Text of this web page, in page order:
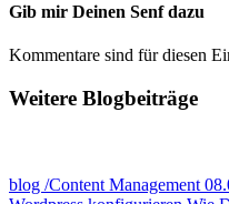
Gib mir Deinen Senf dazu
Kommentare sind für diesen
Weitere Blogbeiträge
blog /Content Management